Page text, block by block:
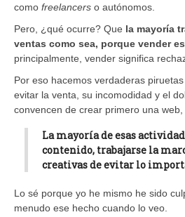
como freelancers o autónomos.
Pero, ¿qué ocurre? Que la mayoría
ventas como sea, porque vender
principalmente, vender significa
Por eso hacemos verdaderas
evitar la venta, su incomodidad y el
convencen de crear primero una
La mayoría de esas
contenido, trabajarse la
creativas de evitar lo
Lo sé porque yo he mismo he sido
menudo ese hecho cuando lo veo.